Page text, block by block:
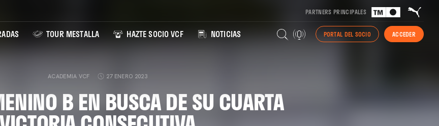
PARTNERS PRINCIPALES
TOUR MESTALLA HAZTE SOCIO VCF NOTICIAS PORTAL DEL SOCIO ACCEDER
ACADEMIA VCF 27 ENERO 2023
B EN BUSCA DE SU CUARTA